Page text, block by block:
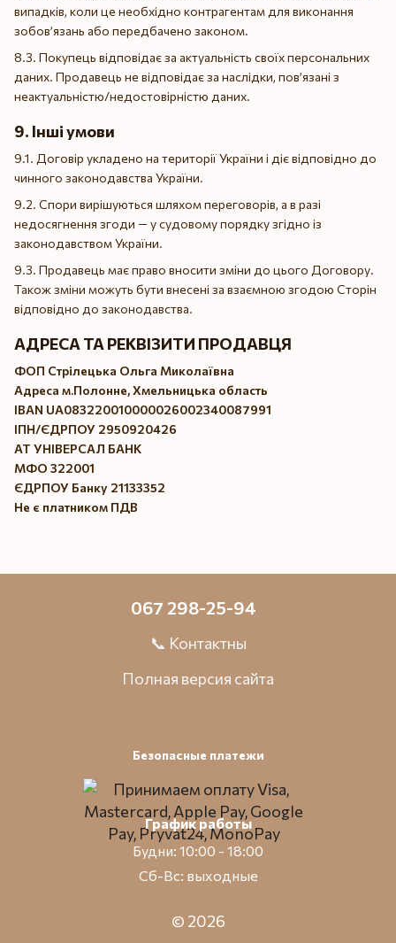
випадків, коли це необхідно контрагентам для виконання
зобов’язань або передбачено законом.
8.3. Покупець відповідає за актуальність своїх персональних
даних. Продавець не відповідає за наслідки, пов’язані з
неактуальністю/недостовірністю даних.
9. Інші умови
9.1. Договір укладено на території України і діє відповідно до
чинного законодавства України.
9.2. Спори вирішуються шляхом переговорів, а в разі
недосягнення згоди — у судовому порядку згідно із
законодавством України.
9.3. Продавець має право вносити зміни до цього Договору.
Також зміни можуть бути внесені за взаємною згодою Сторін
відповідно до законодавства.
АДРЕСА ТА РЕКВІЗИТИ ПРОДАВЦЯ
ФОП Стрілецька Ольга Миколаївна
Адреса м.Полонне, Хмельницька область
IBAN UA083220010000026002340087991
ІПН/ЄДРПОУ 2950920426
АТ УНІВЕРСАЛ БАНК
МФО 322001
ЄДРПОУ Банку 21133352
Не є платником ПДВ
067 298-25-94
📞 Контактны
Полная версия сайта
Безопасные платежи
График работы
Будни: 10:00 - 18:00
Сб-Вс: выходные
© 2026